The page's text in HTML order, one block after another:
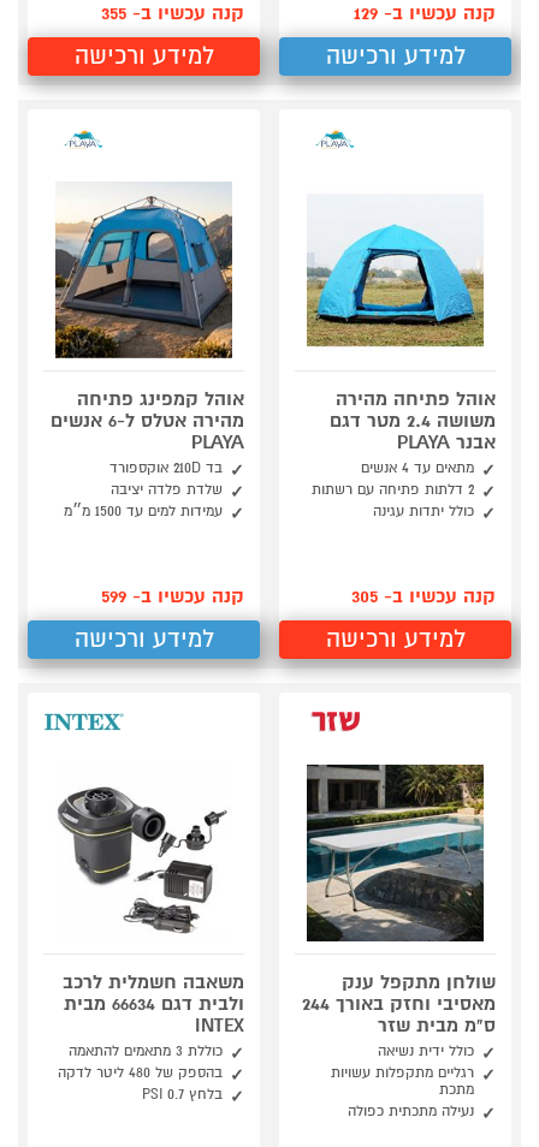
קנה עכשיו ב- 129
למידע ורכישה
קנה עכשיו ב- 355
למידע ורכישה
אוהל פתיחה מהירה
משושה 2.4 מטר דגם
אבנר PLAYA
מתאים עד 4 אנשים
2 דלתות פתיחה עם רשתות
כולל יתדות עגינה
קנה עכשיו ב- 305
למידע ורכישה
אוהל קמפינג פתיחה
מהירה אטלס ל-6 אנשים
PLAYA
בד 210D אוקספורד
שלדת פלדה יציבה
עמידות למים עד 1500 מ״מ
קנה עכשיו ב- 599
למידע ורכישה
שולחן מתקפל ענק
מאסיבי וחזק באורך 244
ס"מ מבית שזר
כולל ידית נשיאה
רגליים מתקפלות עשויות
מתכת
נעילה מתכתית כפולה
משאבה חשמלית לרכב
ולבית דגם 66634 מבית
INTEX
כוללת 3 מתאמים להתאמה
בהספק של 480 ליטר לדקה
בלחץ 0.7 PSI